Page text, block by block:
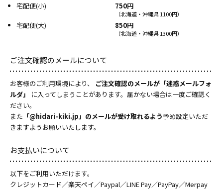
宅配便(小) 750円
（北海道・沖縄県 1100円）
宅配便(大) 850円
（北海道・沖縄県 1300円）
ご注文確認のメールについて
お客様のご利用環境により、
ご注文確認のメールが「迷惑メールフォ
ルダ」
に入ってしまうことがあります。届かない場合は一度ご確認く
ださい。
また 「@hidari-kiki.jp」のメールが受け取れるよう予め設定いただ
きますようお願いいたします。
お支払いについて
以下をご利用いただけます。
クレジットカード／楽天ペイ／Paypal／LINE Pay／PayPay／Merpay